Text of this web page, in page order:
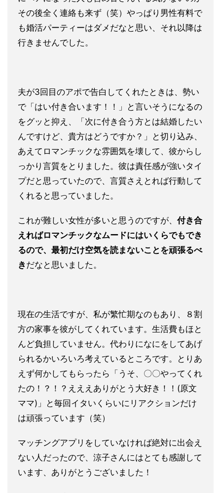
その後全く連絡も来ず（笑）やっぱり男性有料で
も婚活パーティーはダメだなと思い、 それ以降は
行きませんでした。
夫が3回目のアポで告白してくれたときは、勢い
で「はい付き合い ます！！」と言いそうになるの
をグッと抑え、「次に付き合う方と は結婚したい
んですけど、貴方はどうですか？」と切り込み、
あえてロマンチックな雰囲気を壊して、彼からし
っかり言質をとり ました。彼は責任感が強いタイ
プだと思っていたので、言質さえとれば行動して
くれると思っていました。
これが難しい女性が多いと思うのですが、付き合
えればロマンチックなムードにはいくらでもでき
るので、最初だけ空気を読まないことを頑張るべ
き だなと思い ました。
現在の生活ですが、私が繁忙期なのもあり、８割
方の家事を彼がしてくれています。生活費もほと
んど負担していません。代わりになにをしてあげ
られるかいろいろ考えているところです。とりあ
えず何かしてもらったら「うそ、〇〇やってくれ
たの！？！？ えええありがとう大好き！！(原文
ママ)」と毎回イタいくらいに リアクションだけ
は頑張っています（笑）
マッチングアプリをしていなければ絶対に出会え
ない人だったので、涼子さんにはとても感謝して
います、ありがとうございました！